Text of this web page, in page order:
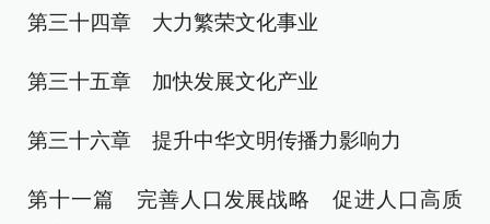
第三十四章 大力繁荣文化事业
第三十五章 加快发展文化产业
第三十六章 提升中华文明传播力影响力
第十一篇 完善人口发展战略 促进人口高质